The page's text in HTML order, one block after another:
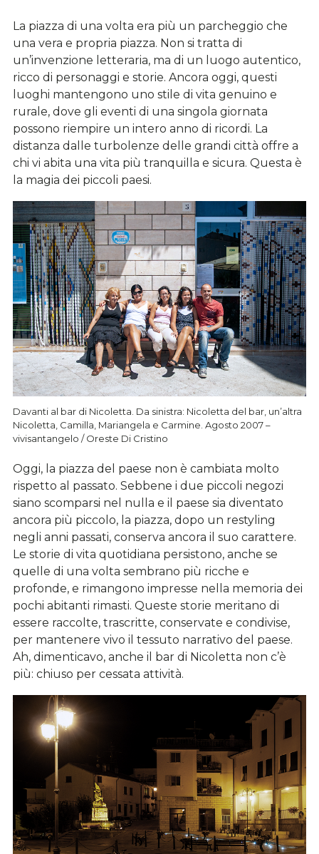
La piazza di una volta era più un parcheggio che
una vera e propria piazza. Non si tratta di
un’invenzione letteraria, ma di un luogo autentico,
ricco di personaggi e storie. Ancora oggi, questi
luoghi mantengono uno stile di vita genuino e
rurale, dove gli eventi di una singola giornata
possono riempire un intero anno di ricordi. La
distanza dalle turbolenze delle grandi città offre a
chi vi abita una vita più tranquilla e sicura. Questa è
la magia dei piccoli paesi.
Davanti al bar di Nicoletta. Da sinistra: Nicoletta del bar, un’altra
Nicoletta, Camilla, Mariangela e Carmine. Agosto 2007 –
vivisantangelo / Oreste Di Cristino
Oggi, la piazza del paese non è cambiata molto
rispetto al passato. Sebbene i due piccoli negozi
siano scomparsi nel nulla e il paese sia diventato
ancora più piccolo, la piazza, dopo un restyling
negli anni passati, conserva ancora il suo carattere.
Le storie di vita quotidiana persistono, anche se
quelle di una volta sembrano più ricche e
profonde, e rimangono impresse nella memoria dei
pochi abitanti rimasti. Queste storie meritano di
essere raccolte, trascritte, conservate e condivise,
per mantenere vivo il tessuto narrativo del paese.
Ah, dimenticavo, anche il bar di Nicoletta non c’è
più: chiuso per cessata attività.